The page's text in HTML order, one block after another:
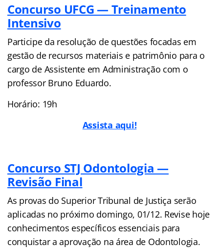
Concurso UFCG — Treinamento
Intensivo
Participe da resolução de questões focadas em
gestão de recursos materiais e patrimônio para o
cargo de Assistente em Administração com o
professor Bruno Eduardo.
Horário: 19h
Assista aqui!
Concurso STJ Odontologia —
Revisão Final
As provas do Superior Tribunal de Justiça serão
aplicadas no próximo domingo, 01/12. Revise hoje
conhecimentos específicos essenciais para
conquistar a aprovação na área de Odontologia.